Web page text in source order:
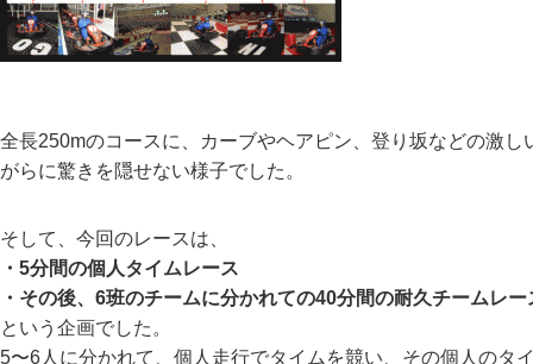
全長250mのコースに、カーブやヘアピン、登り坂などの激
がらに驚きを隠せない様子でした。
そして、今回のレースは、
・5分間の個人タイムレース
・その後、6班のチームに分かれての40分間の耐久チームレー
という企画でした。
5〜6人に分かれて、個人走行でタイムを競い、その個人のタ